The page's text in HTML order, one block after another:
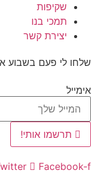
שקיפות
תמכי בנו
יצירת קשר
שלחו לי פעם בשבוע
אימייל
תרשמו אותי!
Facebook-f